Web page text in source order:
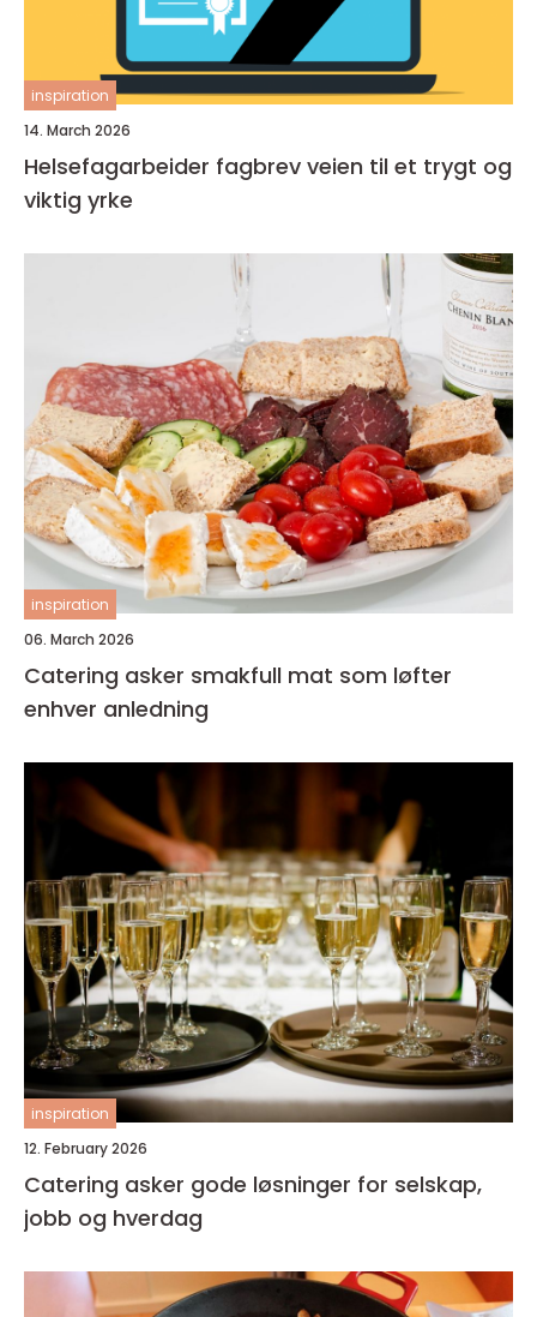
inspiration
14. March 2026
Helsefagarbeider fagbrev veien til et trygt og
viktig yrke
inspiration
06. March 2026
Catering asker smakfull mat som løfter
enhver anledning
inspiration
12. February 2026
Catering asker gode løsninger for selskap,
jobb og hverdag